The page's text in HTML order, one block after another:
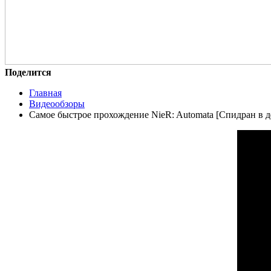
Поделится
Главная
Видеообзоры
Самое быстрое прохождение NieR: Automata [Спидран в